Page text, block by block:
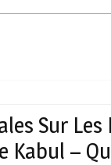
Sur
Kabul –